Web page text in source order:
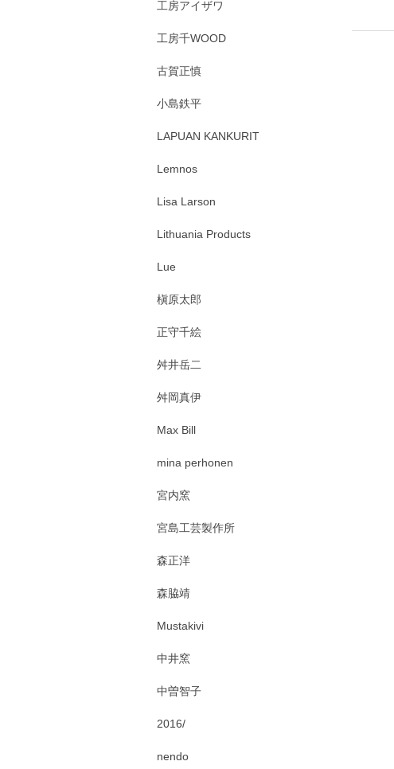
工房アイザワ
工房千WOOD
古賀正慎
小島鉄平
LAPUAN KANKURIT
Lemnos
Lisa Larson
Lithuania Products
Lue
槇原太郎
正守千絵
舛井岳二
舛岡真伊
Max Bill
mina perhonen
宮内窯
宮島工芸製作所
森正洋
森脇靖
Mustakivi
中井窯
中曽智子
2016/
nendo